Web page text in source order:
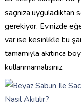
saçınıza uyguladıktan
gerekiyor. Evinizde
var ise kesinlikle bu
tamamıyla akıtınca
kullanmamalısınız.